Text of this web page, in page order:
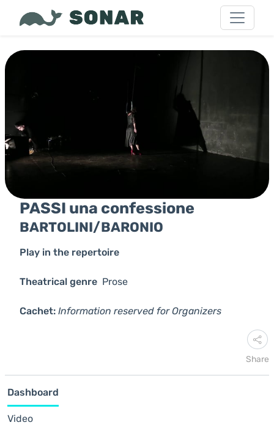
PASSI una confessione
BARTOLINI/BARONIO
Play in the repertoire
Theatrical genre Prose
Cachet: Information reserved for Organizers
Share
Dashboard
Video